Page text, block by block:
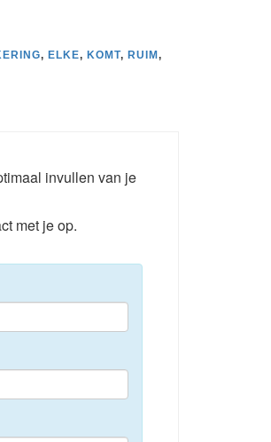
, ELKE, KOMT, RUIM ,
invullen van je
met je op.